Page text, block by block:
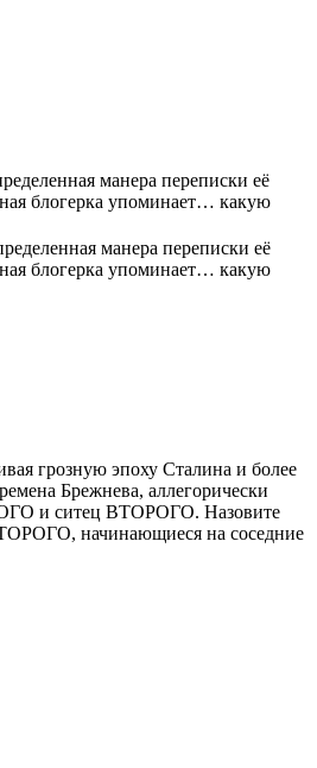
манера переписки её
блогерка упоминает… какую
манера переписки её
блогерка упоминает… какую
грозную эпоху Сталина и более
Брежнева, аллегорически
и ситец ВТОРОГО. Назовите
начинающиеся на соседние